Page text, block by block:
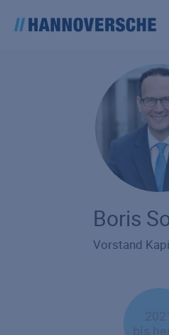
Boris
Vorstand